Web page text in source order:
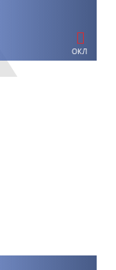
ОКЛ